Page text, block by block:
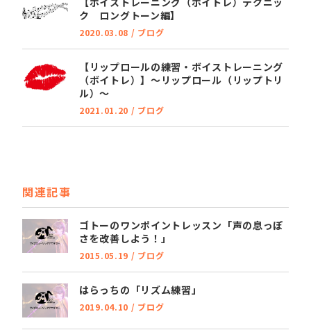
ク ロングトーン編】
2020.03.08 / ブログ
【リップロールの練習・ボイストレーニング
（ボイトレ）】～リップロール（リップトリ
ル）～
2021.01.20 / ブログ
関連記事
ゴトーのワンポイントレッスン「声の息っぽ
さを改善しよう！」
2015.05.19 / ブログ
はらっちの「リズム練習」
2019.04.10 / ブログ